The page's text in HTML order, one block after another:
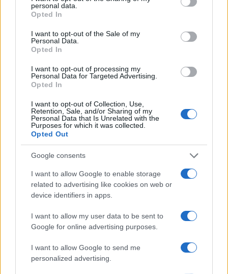
grant or deny consent to Google and its third-party tags to
use your data for below specified purposes in below Google
consent section.
personal data.
Opted In
I want to opt-out of the Sale of my
Personal Data.
Opted In
I want to opt-out of processing my
Personal Data for Targeted Advertising.
Opted In
I want to opt-out of Collection, Use,
Retention, Sale, and/or Sharing of my
Personal Data that Is Unrelated with the
Purposes for which it was collected.
Opted Out
Google consents
I want to allow Google to enable storage
related to advertising like cookies on web or
device identifiers in apps.
I want to allow my user data to be sent to
Google for online advertising purposes.
I want to allow Google to send me
personalized advertising.
Day” event, Greek Prime Minister Kyriakos Mitsotakis said
astronaut candidate Adrianos Golemis is expected to travel to
The news and very positive for our expansion in Space. slowly
Greek Aegean
Andreas(@andreas)
Active Member
28 Ιουνίου 2026 16:22
Δημόσιο. Και αν τους κάνουμε να βαρεθούν και να φύγουν θα
έχει και μπόνους.
Reply